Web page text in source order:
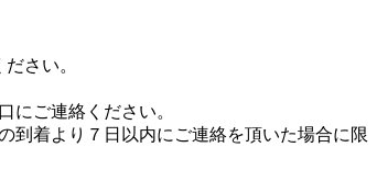
さい。
にご連絡ください。
到着より７日以内にご連絡を頂いた場合に限